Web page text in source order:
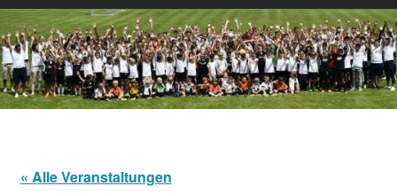
« Alle Veranstaltungen